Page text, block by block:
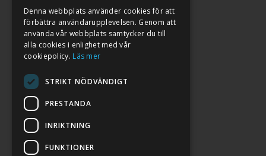
2026. ALL RIGHTS RESERVED.
POWERED BY EMPORI CMS
Denna webbplats använder cookies för att
förbättra användarupplevelsen. Genom att
använda vår webbplats samtycker du till
alla cookies i enlighet med vår
cookiepolicy. Läs mer
STRIKT NÖDVÄNDIGT
PRESTANDA
INRIKTNING
FUNKTIONER